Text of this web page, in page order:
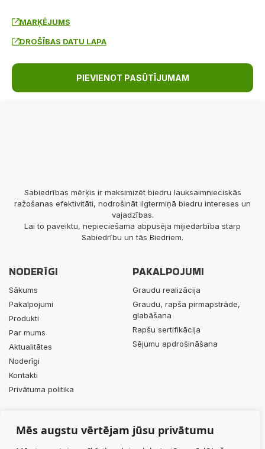
Mēs augstu vērtējam jūsu privātumu
MARĶĒJUMS
DROŠĪBAS DATU LAPA
PIEVIENOT PASŪTĪJUMAM
Sabiedrības mērķis ir maksimizēt biedru lauksaimnieciskās
ražošanas efektivitāti, nodrošināt ilgtermiņā biedru intereses un
vajadzības.
Lai to paveiktu, nepieciešama abpusēja mijiedarbība starp
Sabiedrību un tās Biedriem.
NODERĪGI
Sākums
Pakalpojumi
Produkti
Par mums
Aktualitātes
Noderīgi
Kontakti
Privātuma politika
PAKALPOJUMI
Graudu realizācija
Graudu, rapša pirmapstrāde,
glabāšana
Rapšu sertifikācija
Sējumu apdrošināšana
Minerālmēsli
Augu aizsardzības līdzekļi
+371 29453063
info@durbesgrauds.lv